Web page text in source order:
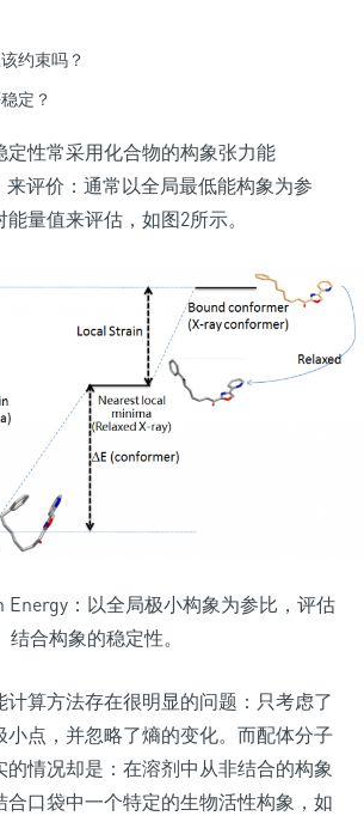
约束吗？
定？
定性常采用化合物的构象张力能
来评价：通常以全局最低能构象为参
量值来评估，如图2所示。
Energy：以全局极小构象为参比，评估
结合构象的稳定性。
计算方法存在很明显的问题：只考虑了
小点，并忽略了熵的变化。而配体分子
的情况却是：在溶剂中从非结合的构象
合口袋中一个特定的生物活性构象，如